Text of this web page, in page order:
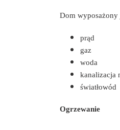
Dom wyposażony
prąd
gaz
woda
kanalizacja
światłowód
Ogrzewanie